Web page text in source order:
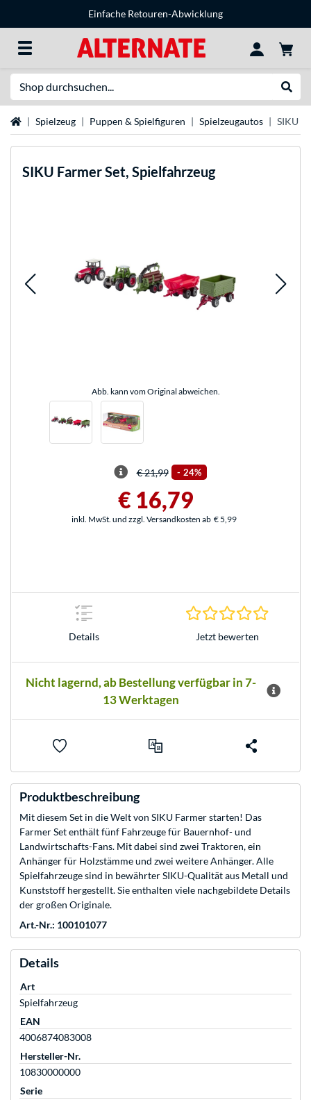
Einfache Retouren-Abwicklung
StartseiteSpielzeug Puppen & Spielfiguren Spielzeugautos SIKU
SIKU Farmer Set, Spielfahrzeug
Abb. kann vom Original abweichen.
€ 21,99 - 24%
€ 16,79
inkl. MwSt. und zzgl. Versandkosten ab € 5,99
Details Jetzt bewerten
Nicht lagernd, ab Bestellung verfügbar in 7-
13 Werktagen
Produktbeschreibung
Mit diesem Set in die Welt von SIKU Farmer starten! Das
Farmer Set enthält fünf Fahrzeuge für Bauernhof- und
Landwirtschafts-Fans. Mit dabei sind zwei Traktoren, ein
Anhänger für Holzstämme und zwei weitere Anhänger. Alle
Spielfahrzeuge sind in bewährter SIKU-Qualität aus Metall und
Kunststoff hergestellt. Sie enthalten viele nachgebildete Details
der großen Originale.
Art.-Nr.: 100101077
Details
Art
Spielfahrzeug
EAN
4006874083008
Hersteller-Nr.
10830000000
Serie